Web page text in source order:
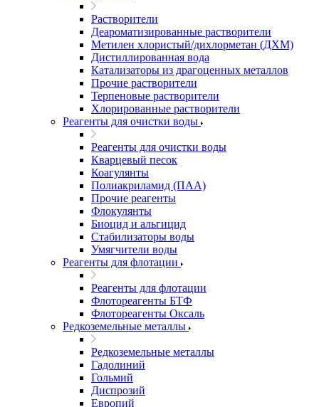
Растворители
Деароматизированные растворители
Метилен хлористый/дихлорметан (ДХМ)
Дистиллированная вода
Катализаторы из драгоценных металлов
Прочие растворители
Терпеновые растворители
Хлорированные растворители
Реагенты для очистки воды
Реагенты для очистки воды
Кварцевый песок
Коагулянты
Полиакриламид (ПАА)
Прочие реагенты
Флокулянты
Биоцид и альгицид
Стабилизаторы воды
Умягчители воды
Реагенты для флотации
Реагенты для флотации
Флотореагенты БТФ
Флотореагенты Оксаль
Редкоземельные металлы
Редкоземельные металлы
Гадолиний
Гольмий
Диспрозий
Европий